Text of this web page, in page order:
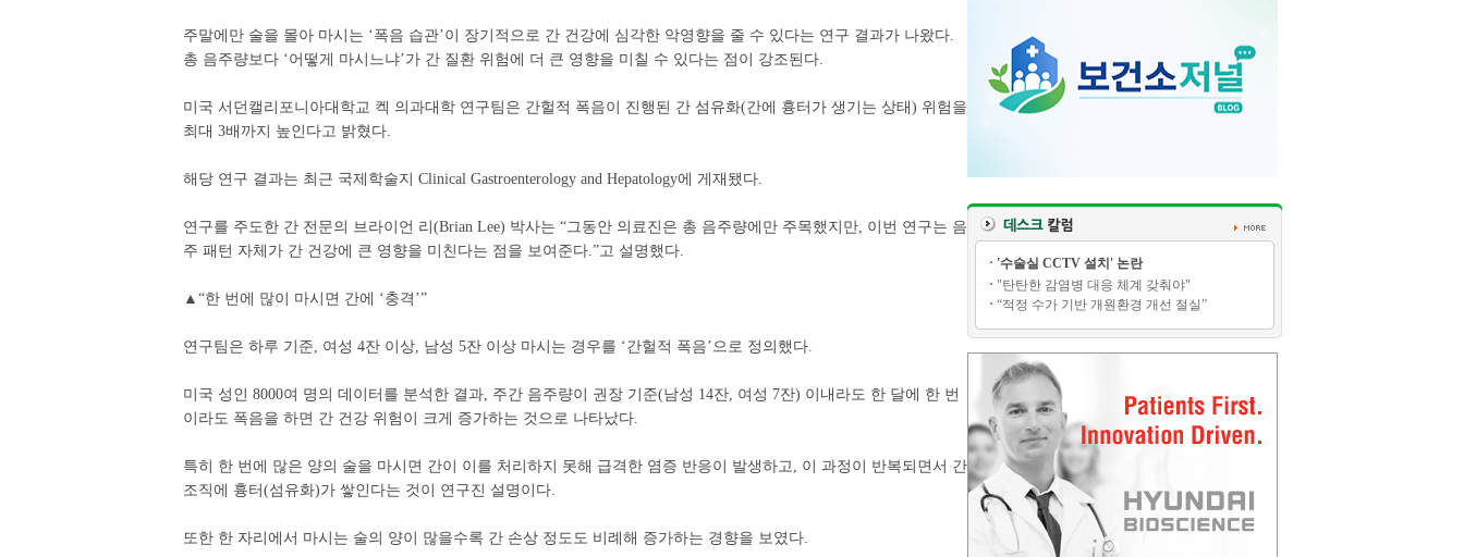
주말에만 술을 몰아 마시는 ‘폭음 습관’이 장기적으로 간 건강에 심각한 악영향을 줄 수 있다는 연구 결과가 나왔다.
총 음주량보다 ‘어떻게 마시느냐’가 간 질환 위험에 더 큰 영향을 미칠 수 있다는 점이 강조된다.
미국 서던캘리포니아대학교 켁 의과대학 연구팀은 간헐적 폭음이 진행된 간 섬유화(간에 흉터가 생기는 상태) 위험을
최대 3배까지 높인다고 밝혔다.
해당 연구 결과는 최근 국제학술지 Clinical Gastroenterology and Hepatology에 게재됐다.
연구를 주도한 간 전문의 브라이언 리(Brian Lee) 박사는 “그동안 의료진은 총 음주량에만 주목했지만, 이번 연구는 음
주 패턴 자체가 간 건강에 큰 영향을 미친다는 점을 보여준다.”고 설명했다.
▲“한 번에 많이 마시면 간에 ‘충격’”
연구팀은 하루 기준, 여성 4잔 이상, 남성 5잔 이상 마시는 경우를 ‘간헐적 폭음’으로 정의했다.
미국 성인 8000여 명의 데이터를 분석한 결과, 주간 음주량이 권장 기준(남성 14잔, 여성 7잔) 이내라도 한 달에 한 번
이라도 폭음을 하면 간 건강 위험이 크게 증가하는 것으로 나타났다.
특히 한 번에 많은 양의 술을 마시면 간이 이를 처리하지 못해 급격한 염증 반응이 발생하고, 이 과정이 반복되면서 간
조직에 흉터(섬유화)가 쌓인다는 것이 연구진 설명이다.
또한 한 자리에서 마시는 술의 양이 많을수록 간 손상 정도도 비례해 증가하는 경향을 보였다.
'수술실 CCTV 설치' 논란
"탄탄한 감염병 대응 체계 갖춰야"
“적정 수가 기반 개원환경 개선 절실”